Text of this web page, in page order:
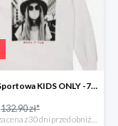
Bluzka Sportowa KIDS ONLY -71%
132.90 zł*
*najniższa cena z 30 dni przed obniżką